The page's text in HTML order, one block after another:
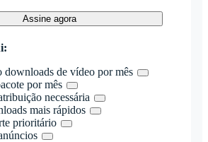
Assine agora
downloads de vídeo por mês
por mês
necessária
mais rápidos
prioritário